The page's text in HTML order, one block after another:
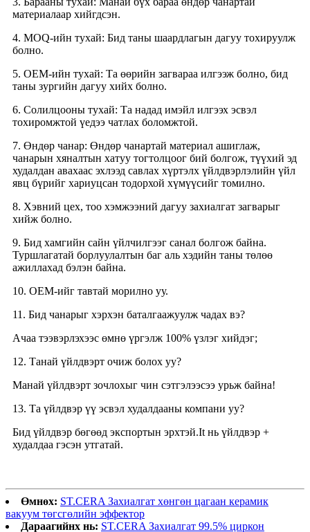
материалаар хийгдсэн.
4. MOQ-ийн тухай: Бид таны шаардлагын дагуу тохируулж
болно.
5. OEM-ийн тухай: Та өөрийн загвараа илгээж болно, бид
таны зургийн дагуу хийх болно.
6. Солилцооны тухай: Та надад имэйл илгээх эсвэл
тохиромжтой үедээ чатлах боломжтой.
7. Өндөр чанар: Өндөр чанартай материал ашиглаж,
чанарын хяналтын хатуу тогтолцоог бий болгож, түүхий эд
худалдан авахаас эхлээд савлах хүртэлх үйлдвэрлэлийн үйл
явц бүрийг хариуцсан тодорхой хүмүүсийг томилно.
8. Хэвний цех, тоо хэмжээний дагуу захиалгат загварыг
хийж болно.
9. Бид хамгийн сайн үйлчилгээг санал болгож байна.
Туршлагатай борлуулалтын баг аль хэдийн таны төлөө
ажиллахад бэлэн байна.
10. OEM-ийг тавтай морилно уу.
11. Бид чанарыг хэрхэн баталгаажуулж чадах вэ?
Ачаа тээвэрлэхээс өмнө үргэлж 100% үзлэг хийдэг;
12. Танай үйлдвэрт очиж болох уу?
Манай үйлдвэрт зочлохыг чин сэтгэлээсээ урьж байна!
13. Та үйлдвэр үү эсвэл худалдааны компани уу?
Бид үйлдвэр бөгөөд экспортын эрхтэй.It нь үйлдвэр +
худалдаа гэсэн утгатай.
Өмнөх: ST.CERA Захиалгат хөнгөн цагаан керамик
вакуум төгсгөлийн эффектор
Дараагийнх нь: ST.CERA Захиалгат 99.5% циркон